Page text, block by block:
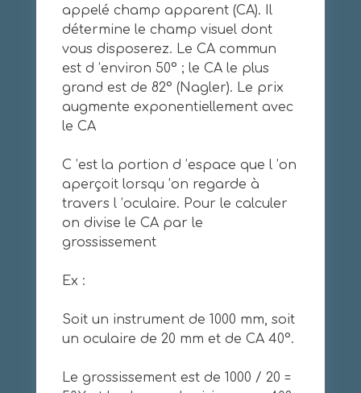
appelé champ apparent (CA). Il
détermine le champ visuel dont
vous disposerez. Le CA commun
est d ’environ 50° ; le CA le plus
grand est de 82° (Nagler). Le prix
augmente exponentiellement avec
le CA
C ’est la portion d ’espace que l ’on
aperçoit lorsqu ’on regarde à
travers l ’oculaire. Pour le calculer
on divise le CA par le
grossissement
Ex :
Soit un instrument de 1000 mm, soit
un oculaire de 20 mm et de CA 40°.
Le grossissement est de 1000 / 20 =